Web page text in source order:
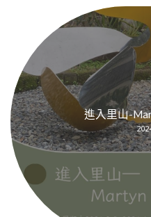
進入里山-